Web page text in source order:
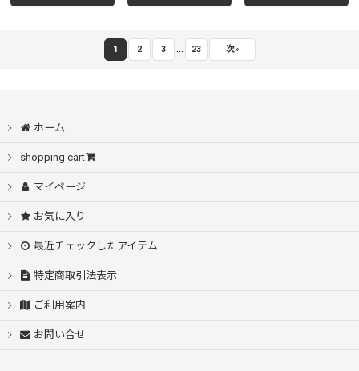
1 2 3 23 次»
ホーム
shopping cart
マイページ
お気に入り
最近チェックしたアイテム
特定商取引法表示
ご利用案内
お問い合せ